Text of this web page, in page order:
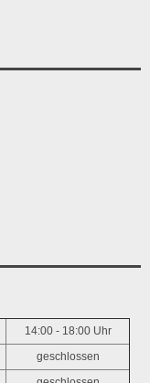
14:00 - 18:00 Uhr
geschlossen